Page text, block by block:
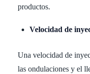
productos.
Velocidad de
Una velocidad de
las ondulaciones y el